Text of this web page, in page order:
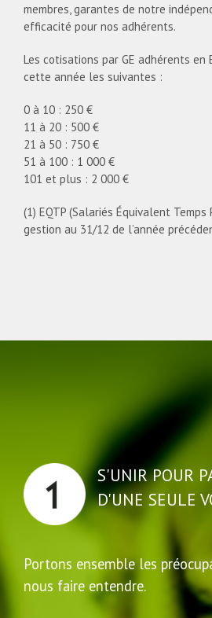
membres, garantes de notre
efficacité pour nos adhérents.
Les cotisations par GE adhérents en
cette année les suivantes :
0 à 10 : 250 €
11 à 20 : 500 €
21 à 50 : 750 €
51 à 100 : 1 000 €
101 et plus : 2 000 €
(1) EQTP (Salariés Équivalent
gestion au 31/12 de l’année
S'UNIR POUR
D'UNE SEULE
Portons ensemble les
nous faire entendre.